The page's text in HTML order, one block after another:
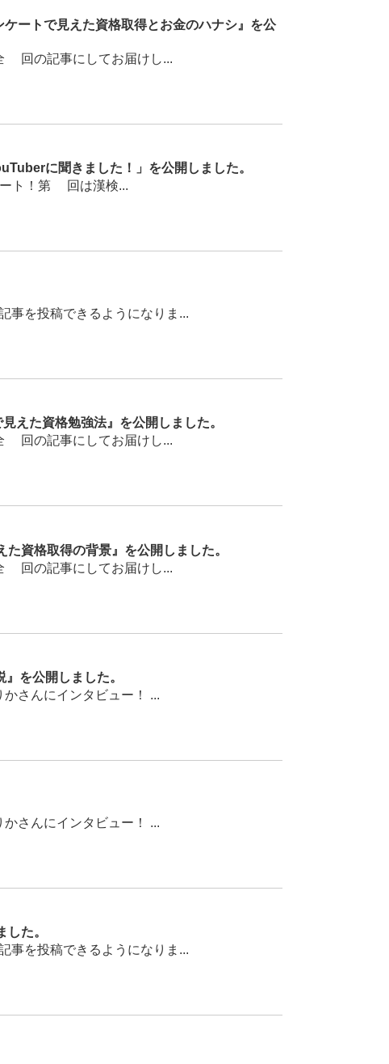
ートで見えた資格取得とお金のハナシ』を公
5回の記事にしてお届けし...
に聞きました！」を公開しました。
ト！第1回は漢検...
を投稿できるようになりま...
た資格勉強法』を公開しました。
5回の記事にしてお届けし...
資格取得の背景』を公開しました。
5回の記事にしてお届けし...
を公開しました。
さんにインタビュー！ ...
さんにインタビュー！ ...
た。
を投稿できるようになりま...